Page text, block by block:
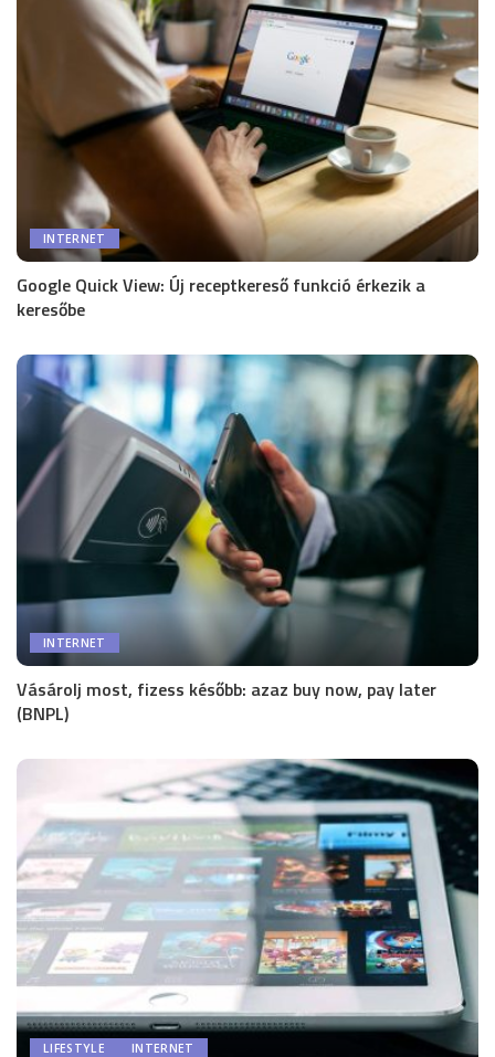
INTERNET
Google Quick View: Új receptkereső funkció érkezik a
keresőbe
INTERNET
Vásárolj most, fizess később: azaz buy now, pay later
(BNPL)
LIFESTYLE INTERNET